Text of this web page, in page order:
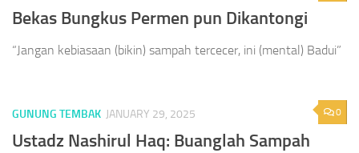
Bekas Bungkus Permen pun Dikantongi
“Jangan kebiasaan (bikin) sampah tercecer, ini (mental) Badui”
0
GUNUNG TEMBAK JANUARY 29, 2025
Ustadz Nashirul Haq: Buanglah Sampah